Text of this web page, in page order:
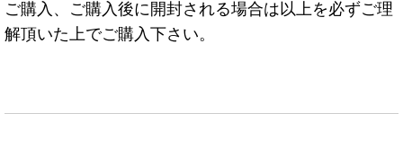
ご購入、ご購入後に開封される場合は以上を必ずご理
解頂いた上でご購入下さい。